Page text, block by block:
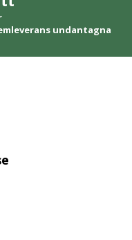
undantagna